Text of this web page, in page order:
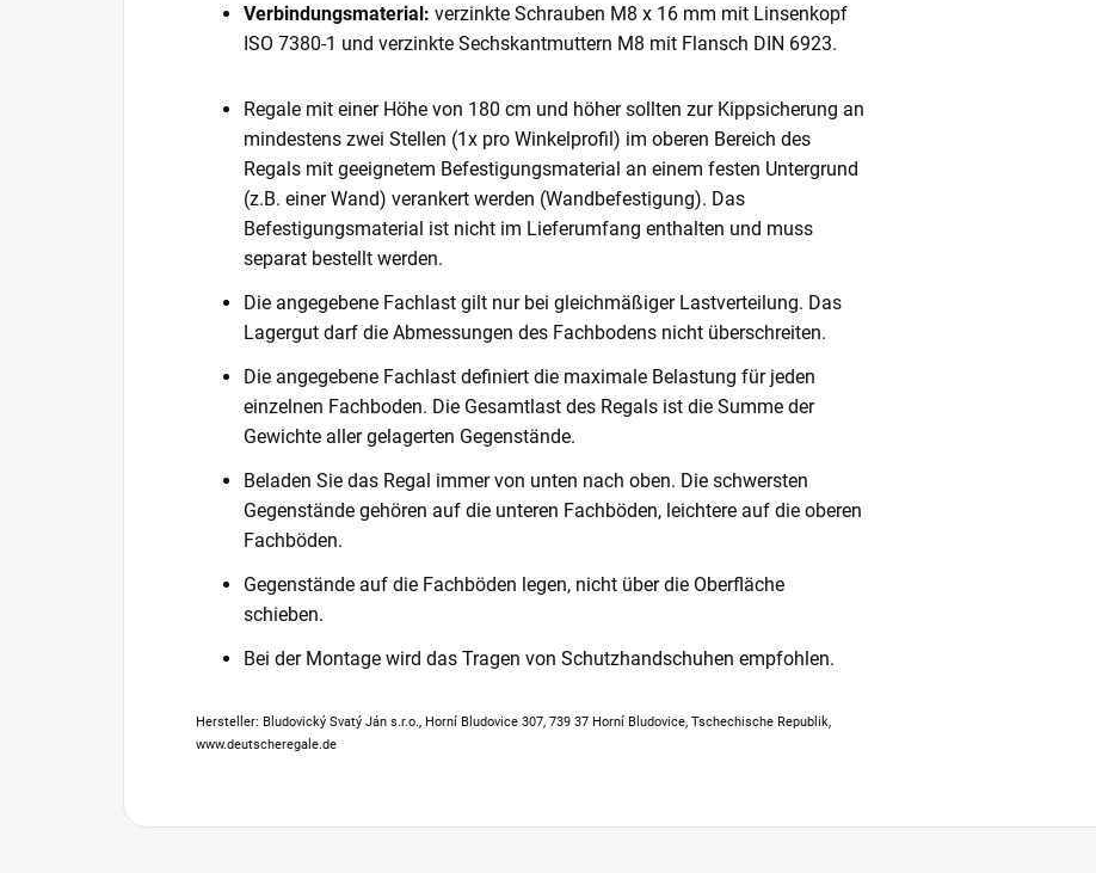
Verbindungsmaterial: verzinkte Schrauben M8 x 16 mm mit Linsenkopf
ISO 7380-1 und verzinkte Sechskantmuttern M8 mit Flansch DIN 6923.
Regale mit einer Höhe von 180 cm und höher sollten zur Kippsicherung an
mindestens zwei Stellen (1x pro Winkelprofil) im oberen Bereich des
Regals mit geeignetem Befestigungsmaterial an einem festen Untergrund
(z.B. einer Wand) verankert werden (Wandbefestigung). Das
Befestigungsmaterial ist nicht im Lieferumfang enthalten und muss
separat bestellt werden.
Die angegebene Fachlast gilt nur bei gleichmäßiger Lastverteilung. Das
Lagergut darf die Abmessungen des Fachbodens nicht überschreiten.
Die angegebene Fachlast definiert die maximale Belastung für jeden
einzelnen Fachboden. Die Gesamtlast des Regals ist die Summe der
Gewichte aller gelagerten Gegenstände.
Beladen Sie das Regal immer von unten nach oben. Die schwersten
Gegenstände gehören auf die unteren Fachböden, leichtere auf die oberen
Fachböden.
Gegenstände auf die Fachböden legen, nicht über die Oberfläche
schieben.
Bei der Montage wird das Tragen von Schutzhandschuhen empfohlen.
Hersteller: Bludovický Svatý Ján s.r.o., Horní Bludovice 307, 739 37 Horní Bludovice, Tschechische Republik,
www.deutscheregale.de